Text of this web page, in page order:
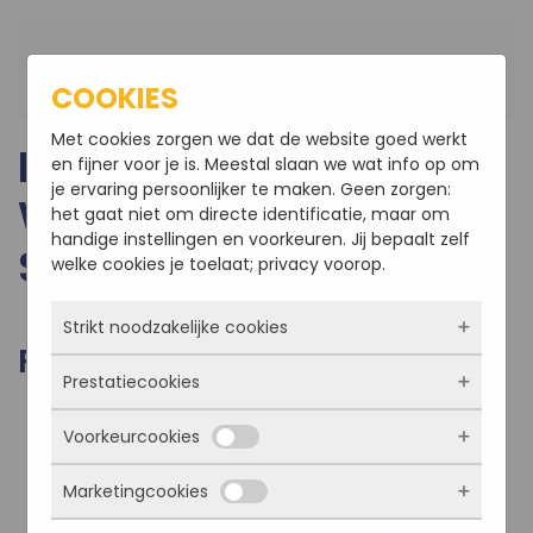
NIEUWBOUW
WONINGEN IN
STEENBERGEN
FOTO'S VAN HET PROJECT
COOKIES
Met cookies zorgen we dat de website goed werkt
en fijner voor je is. Meestal slaan we wat info op om
je ervaring persoonlijker te maken. Geen zorgen:
het gaat niet om directe identificatie, maar om
handige instellingen en voorkeuren. Jij bepaalt zelf
welke cookies je toelaat; privacy voorop.
Strikt noodzakelijke cookies
Deze cookies zorgen ervoor dat de website
überhaupt werkt. Ze zijn dus altijd actief en
kunnen niet worden uitgezet. Meestal worden
ze alleen geplaatst als jij iets doet, zoals
inloggen, een formulier invullen of je
privacyvoorkeuren opslaan. Je kunt je browser
Prestatiecookies
Met deze cookies zien we hoe vaak onze site
bezocht wordt, waar bezoekers vandaan
komen en welke pagina’s populair zijn. Zo
kunnen we de website blijven verbeteren.
Voorkeurcookies
Deze cookies onthouden jouw voorkeuren.
Bijvoorbeeld taalkeuze of ingevulde gegevens.
Marketingcookies